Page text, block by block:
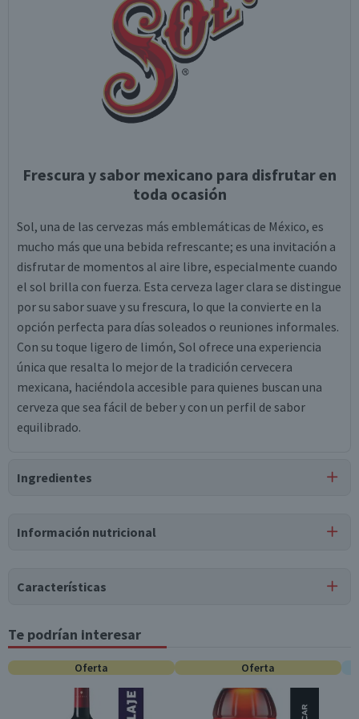
Frescura y sabor mexicano para disfrutar en
toda ocasión
Sol, una de las cervezas más emblemáticas de México, es
mucho más que una bebida refrescante; es una invitación a
disfrutar de momentos al aire libre, especialmente cuando
el sol brilla con fuerza. Esta cerveza lager clara se distingue
por su sabor suave y su frescura, lo que la convierte en la
opción perfecta para días soleados o reuniones informales.
Con su toque ligero de limón, Sol ofrece una experiencia
única que resalta lo mejor de la tradición cervecera
mexicana, haciéndola accesible para quienes buscan una
cerveza que sea fácil de beber y con un perfil de sabor
equilibrado.
Ingredientes
Información nutricional
Tabla nutricional
medios
portionsByContain
0 0
Características
Tipo de Producto
Cervezas Tradicionales
Pack-Unitario
Te podrían interesar
Oferta Oferta